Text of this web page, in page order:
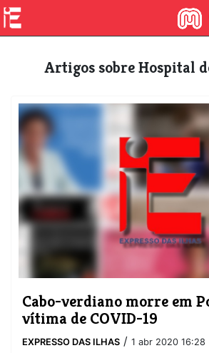
Artigos sobre Hospital
Cabo-verdiano morre em
vítima de COVID-19
EXPRESSO DAS ILHAS / 1 abr 2020 16:28